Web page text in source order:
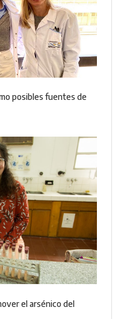
posibles fuentes de
el arsénico del